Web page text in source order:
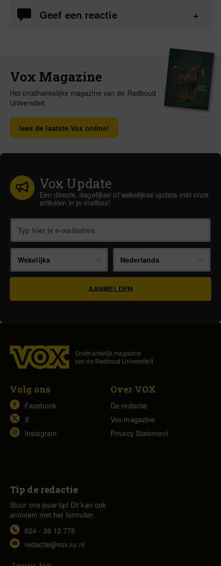
Geef een reactie
Vox Magazine
Het onafhankelijke magazine van de Radboud
Universiteit
lees de laatste Vox online!
Vox Update
Een directe, dagelijkse of wekelijkse update met onze
artikelen in je mailbox!
Wekelijks Nederlands
Onafhankelijk magazine
van de Radboud Universiteit
Volg ons
Facebook
X
Instagram
Over VOX
De redactie
Vox magazine
Privacy Statement
Tip de redactie
Stuur ons jouw tip! Dit kan ook
anoniem met het formulier.
024 - 36 12 775
redactie@vox.ru.nl